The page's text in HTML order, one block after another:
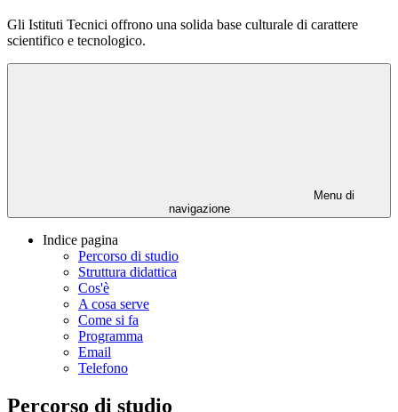
Gli Istituti Tecnici offrono una solida base culturale di carattere
scientifico e tecnologico.
Menu di
navigazione
Indice pagina
Percorso di studio
Struttura didattica
Cos'è
A cosa serve
Come si fa
Programma
Email
Telefono
Percorso di studio